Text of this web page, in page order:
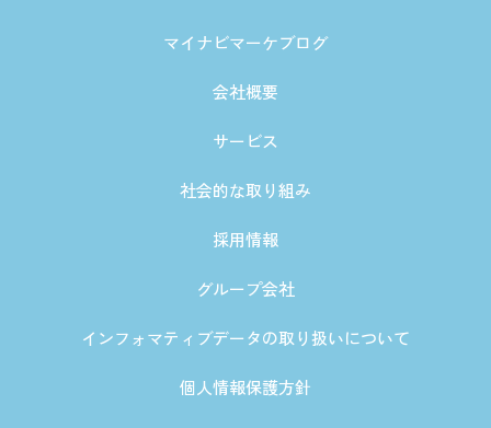
マイナビマーケブログ
会社概要
サービス
社会的な取り組み
採用情報
グループ会社
インフォマティブデータの取り扱いについて
個人情報保護方針